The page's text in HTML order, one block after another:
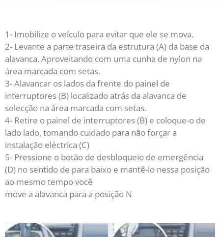
1- Imobilize o veículo para evitar que ele se mova.
2- Levante a parte traseira da estrutura (A) da base da
alavanca. Aproveitando com uma cunha de nylon na
área marcada com setas.
3- Alavancar os lados da frente do painel de
interruptores (B) localizado atrás da alavanca de
selecção na área marcada com setas.
4- Retire o painel de interruptores (B) e coloque-o de
lado lado, tomando cuidado para não forçar a
instalação eléctrica (C)
5- Pressione o botão de desbloqueio de emergência
(D) no sentido de para baixo e mantê-lo nessa posição
ao mesmo tempo você
move a alavanca para a posição N